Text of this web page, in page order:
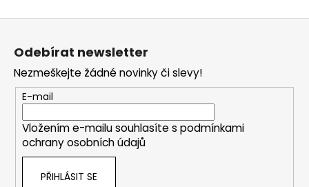
Z
Odebírat newsletter
Nezmeškejte žádné novinky či slevy!
E-mail
Vložením e-mailu souhlasíte s podmínkami
ochrany osobních údajů
PŘIHLÁSIT SE